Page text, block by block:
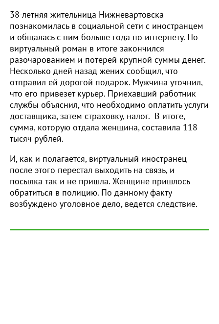
38-летняя жительница Нижневартовска
познакомилась в социальной сети с иностранцем
и общалась с ним больше года по интернету. Но
виртуальный роман в итоге закончился
разочарованием и потерей крупной суммы денег.
Несколько дней назад жених сообщил, что
отправил ей дорогой подарок. Мужчина уточнил,
что его привезет курьер. Приехавший работник
службы объяснил, что необходимо оплатить услуги
доставщика, затем страховку, налог. В итоге,
сумма, которую отдала женщина, составила 118
тысяч рублей.
И, как и полагается, виртуальный иностранец
после этого перестал выходить на связь, и
посылка так и не пришла. Женщине пришлось
обратиться в полицию. По данному факту
возбуждено уголовное дело, ведется следствие.